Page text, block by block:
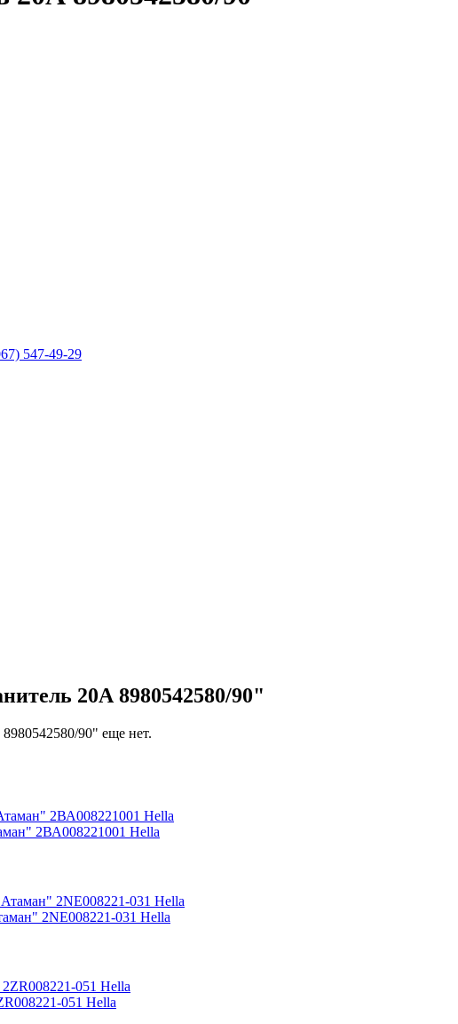
547-49-29
20А 8980542580/90"
90" еще нет.
2ВА008221001 Hella
2NE008221-031 Hella
051 Hella